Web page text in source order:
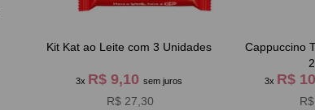
Kit Kat ao Leite com 3 Unidades
3x R$ 9,10 sem juros
R$ 27,30
Cappuccino
3x R$